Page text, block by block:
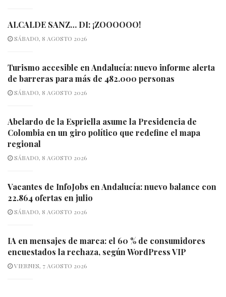
ALCALDE SANZ… DI: ¡ZOOOOOO!
SÁBADO, 8 AGOSTO 2026
Turismo accesible en Andalucía: nuevo informe alerta
de barreras para más de 482.000 personas
SÁBADO, 8 AGOSTO 2026
Abelardo de la Espriella asume la Presidencia de
Colombia en un giro político que redefine el mapa
regional
SÁBADO, 8 AGOSTO 2026
Vacantes de InfoJobs en Andalucía: nuevo balance con
22.864 ofertas en julio
SÁBADO, 8 AGOSTO 2026
IA en mensajes de marca: el 60 % de consumidores
encuestados la rechaza, según WordPress VIP
VIERNES, 7 AGOSTO 2026